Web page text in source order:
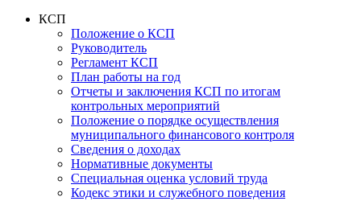
КСП
Положение о КСП
Руководитель
Регламент КСП
План работы на год
Отчеты и заключения КСП по итогам
контрольных мероприятий
Положение о порядке осуществления
муниципального финансового контроля
Сведения о доходах
Нормативные документы
Специальная оценка условий труда
Кодекс этики и служебного поведения